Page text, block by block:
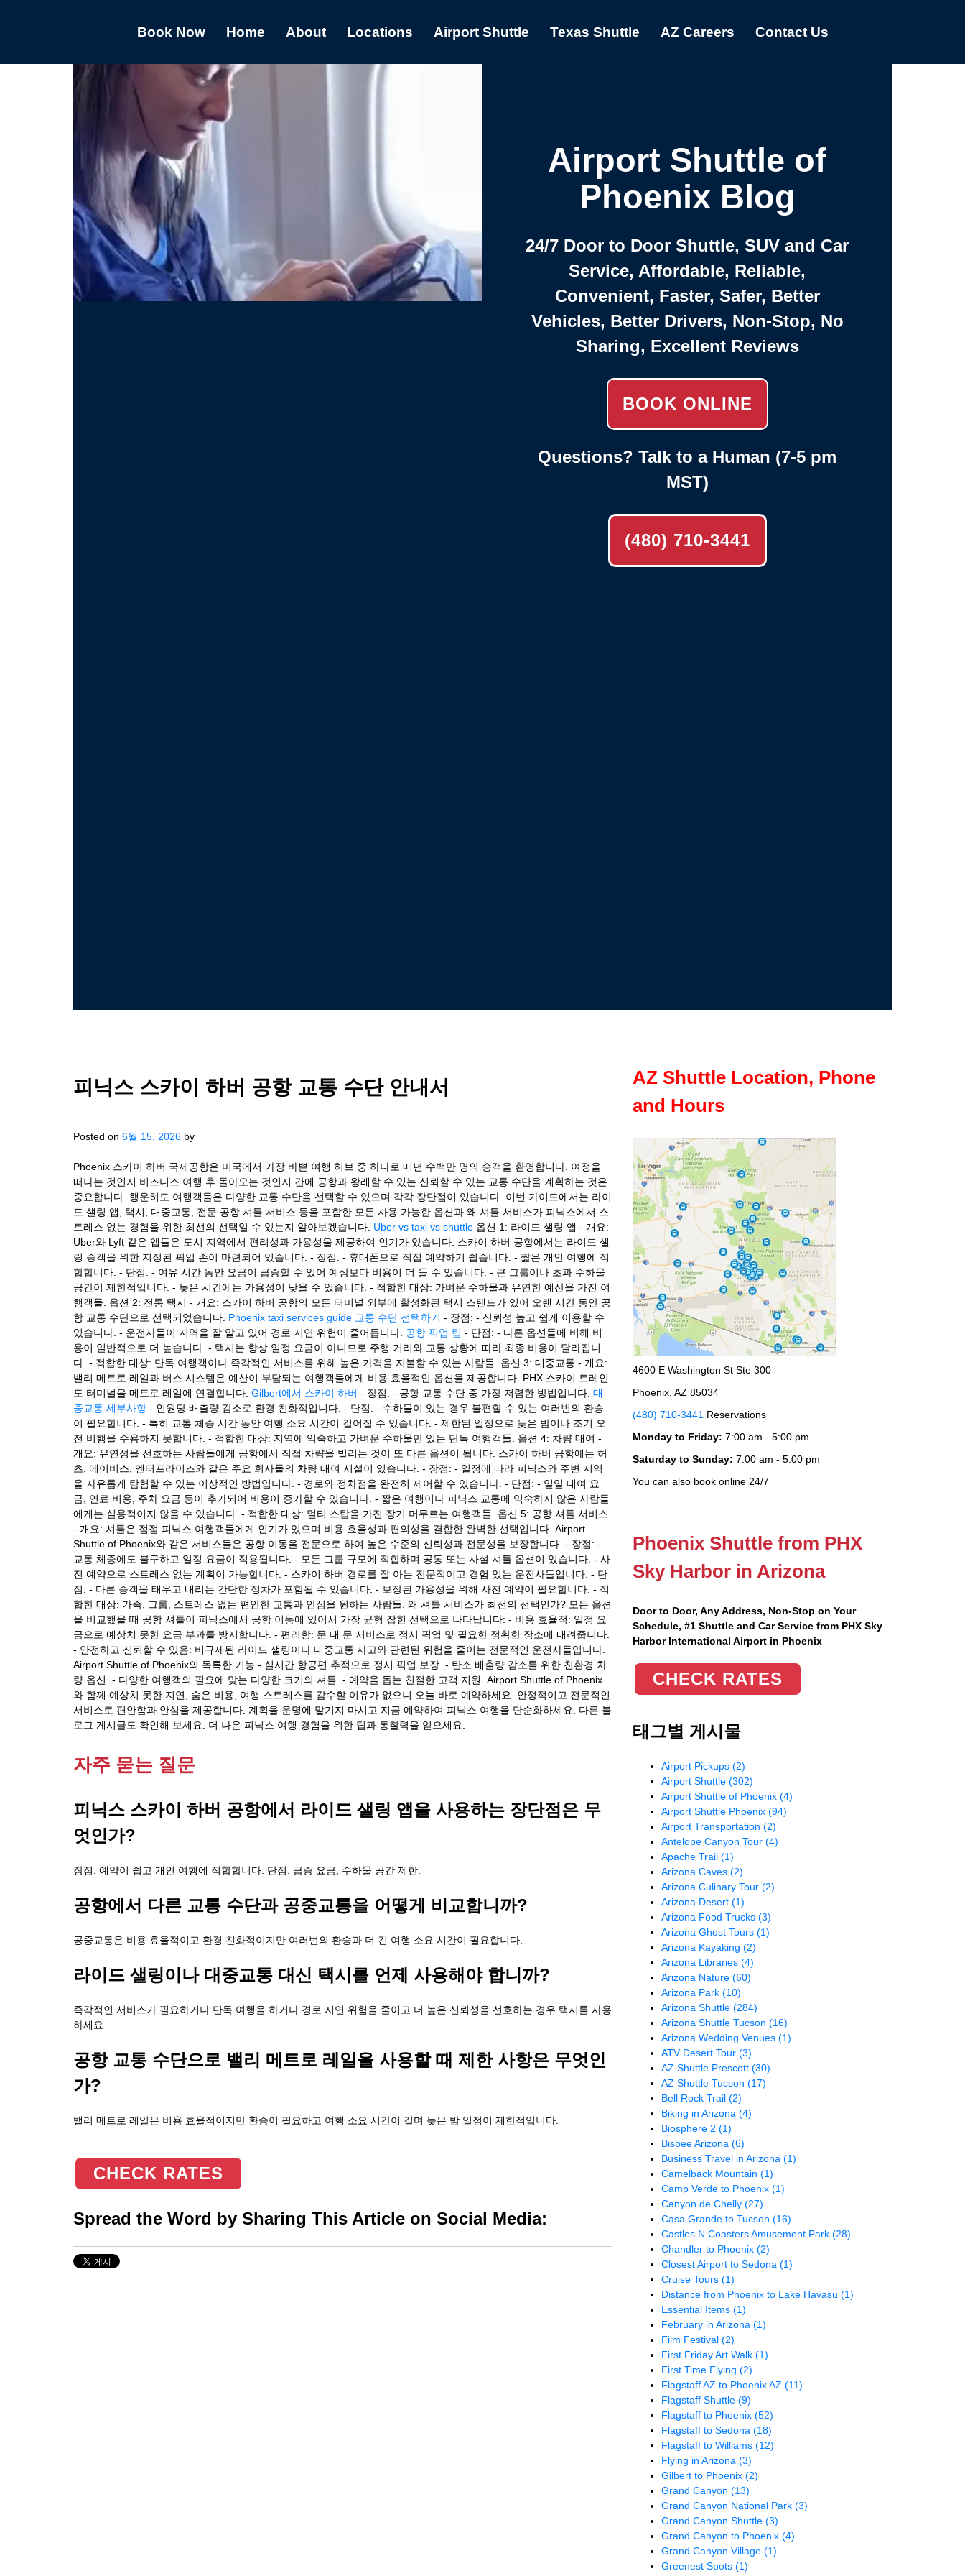
Book Now Home About Locations Airport Shuttle Texas Shuttle AZ Careers Contact Us
Airport Shuttle of
Phoenix Blog
24/7 Door to Door Shuttle, SUV and Car
Service, Affordable, Reliable,
Convenient, Faster, Safer, Better
Vehicles, Better Drivers, Non-Stop, No
Sharing, Excellent Reviews
BOOK ONLINE
Questions? Talk to a Human (7-5 pm
MST)
(480) 710-3441
피닉스 스카이 하버 공항 교통 수단 안내서
Posted on 6월 15, 2026 by
Phoenix 스카이 하버 국제공항은 미국에서 가장 바쁜 여행 허브 중 하나로 매년 수백만 명의 승객을 환영합니다. 여정을
떠나는 것인지 비즈니스 여행 후 돌아오는 것인지 간에 공항과 왕래할 수 있는 신뢰할 수 있는 교통 수단을 계획하는 것은
중요합니다. 행운히도 여행객들은 다양한 교통 수단을 선택할 수 있으며 각각 장단점이 있습니다. 이번 가이드에서는 라이
드 샐링 앱, 택시, 대중교통, 전문 공항 셔틀 서비스 등을 포함한 모든 사용 가능한 옵션과 왜 셔틀 서비스가 피닉스에서 스
트레스 없는 경험을 위한 최선의 선택일 수 있는지 알아보겠습니다. Uber vs taxi vs shuttle 옵션 1: 라이드 샐링 앱 - 개요:
Uber와 Lyft 같은 앱들은 도시 지역에서 편리성과 가용성을 제공하여 인기가 있습니다. 스카이 하버 공항에서는 라이드 샐
링 승객을 위한 지정된 픽업 존이 마련되어 있습니다. - 장점: - 휴대폰으로 직접 예약하기 쉽습니다. - 짧은 개인 여행에 적
합합니다. - 단점: - 여유 시간 동안 요금이 급증할 수 있어 예상보다 비용이 더 들 수 있습니다. - 큰 그룹이나 초과 수하물
공간이 제한적입니다. - 늦은 시간에는 가용성이 낮을 수 있습니다. - 적합한 대상: 가벼운 수하물과 유연한 예산을 가진 여
행객들. 옵션 2: 전통 택시 - 개요: 스카이 하버 공항의 모든 터미널 외부에 활성화된 택시 스탠드가 있어 오랜 시간 동안 공
항 교통 수단으로 선택되었습니다. Phoenix taxi services guide 교통 수단 선택하기 - 장점: - 신뢰성 높고 쉽게 이용할 수
있습니다. - 운전사들이 지역을 잘 알고 있어 경로 지연 위험이 줄어듭니다. 공항 픽업 팁 - 단점: - 다른 옵션들에 비해 비
용이 일반적으로 더 높습니다. - 택시는 항상 일정 요금이 아니므로 주행 거리와 교통 상황에 따라 최종 비용이 달라집니
다. - 적합한 대상: 단독 여행객이나 즉각적인 서비스를 위해 높은 가격을 지불할 수 있는 사람들. 옵션 3: 대중교통 - 개요:
밸리 메트로 레일과 버스 시스템은 예산이 부담되는 여행객들에게 비용 효율적인 옵션을 제공합니다. PHX 스카이 트레인
도 터미널을 메트로 레일에 연결합니다. Gilbert에서 스카이 하버 - 장점: - 공항 교통 수단 중 가장 저렴한 방법입니다. 대
중교통 세부사항 - 인원당 배출량 감소로 환경 친화적입니다. - 단점: - 수하물이 있는 경우 불편할 수 있는 여러번의 환승
이 필요합니다. - 특히 교통 체증 시간 동안 여행 소요 시간이 길어질 수 있습니다. - 제한된 일정으로 늦은 밤이나 조기 오
전 비행을 수용하지 못합니다. - 적합한 대상: 지역에 익숙하고 가벼운 수하물만 있는 단독 여행객들. 옵션 4: 차량 대여 -
개요: 유연성을 선호하는 사람들에게 공항에서 직접 차량을 빌리는 것이 또 다른 옵션이 됩니다. 스카이 하버 공항에는 허
츠, 에이비스, 엔터프라이즈와 같은 주요 회사들의 차량 대여 시설이 있습니다. - 장점: - 일정에 따라 피닉스와 주변 지역
을 자유롭게 탐험할 수 있는 이상적인 방법입니다. - 경로와 정차점을 완전히 제어할 수 있습니다. - 단점: - 일일 대여 요
금, 연료 비용, 주차 요금 등이 추가되어 비용이 증가할 수 있습니다. - 짧은 여행이나 피닉스 교통에 익숙하지 않은 사람들
에게는 실용적이지 않을 수 있습니다. - 적합한 대상: 멀티 스탑을 가진 장기 머무르는 여행객들. 옵션 5: 공항 셔틀 서비스
- 개요: 셔틀은 점점 피닉스 여행객들에게 인기가 있으며 비용 효율성과 편의성을 결합한 완벽한 선택입니다. Airport
Shuttle of Phoenix와 같은 서비스들은 공항 이동을 전문으로 하여 높은 수준의 신뢰성과 전문성을 보장합니다. - 장점: -
교통 체증에도 불구하고 일정 요금이 적용됩니다. - 모든 그룹 규모에 적합하며 공동 또는 사설 셔틀 옵션이 있습니다. - 사
전 예약으로 스트레스 없는 계획이 가능합니다. - 스카이 하버 경로를 잘 아는 전문적이고 경험 있는 운전사들입니다. - 단
점: - 다른 승객을 태우고 내리는 간단한 정차가 포함될 수 있습니다. - 보장된 가용성을 위해 사전 예약이 필요합니다. - 적
합한 대상: 가족, 그룹, 스트레스 없는 편안한 교통과 안심을 원하는 사람들. 왜 셔틀 서비스가 최선의 선택인가? 모든 옵션
을 비교했을 때 공항 셔틀이 피닉스에서 공항 이동에 있어서 가장 균형 잡힌 선택으로 나타납니다: - 비용 효율적: 일정 요
금으로 예상치 못한 요금 부과를 방지합니다. - 편리함: 문 대 문 서비스로 정시 픽업 및 필요한 정확한 장소에 내려줍니다.
- 안전하고 신뢰할 수 있음: 비규제된 라이드 샐링이나 대중교통 사고와 관련된 위험을 줄이는 전문적인 운전사들입니다.
Airport Shuttle of Phoenix의 독특한 기능 - 실시간 항공편 추적으로 정시 픽업 보장. - 탄소 배출량 감소를 위한 친환경 차
량 옵션. - 다양한 여행객의 필요에 맞는 다양한 크기의 셔틀. - 예약을 돕는 친절한 고객 지원. Airport Shuttle of Phoenix
와 함께 예상치 못한 지연, 숨은 비용, 여행 스트레스를 감수할 이유가 없으니 오늘 바로 예약하세요. 안정적이고 전문적인
서비스로 편안함과 안심을 제공합니다. 계획을 운명에 맡기지 마시고 지금 예약하여 피닉스 여행을 단순화하세요. 다른 블
로그 게시글도 확인해 보세요. 더 나은 피닉스 여행 경험을 위한 팁과 통찰력을 얻으세요.
자주 묻는 질문
피닉스 스카이 하버 공항에서 라이드 샐링 앱을 사용하는 장단점은 무
엇인가?
장점: 예약이 쉽고 개인 여행에 적합합니다. 단점: 급증 요금, 수하물 공간 제한.
공항에서 다른 교통 수단과 공중교통을 어떻게 비교합니까?
공중교통은 비용 효율적이고 환경 친화적이지만 여러번의 환승과 더 긴 여행 소요 시간이 필요합니다.
라이드 샐링이나 대중교통 대신 택시를 언제 사용해야 합니까?
즉각적인 서비스가 필요하거나 단독 여행을 하거나 경로 지연 위험을 줄이고 더 높은 신뢰성을 선호하는 경우 택시를 사용
하세요.
공항 교통 수단으로 밸리 메트로 레일을 사용할 때 제한 사항은 무엇인
가?
밸리 메트로 레일은 비용 효율적이지만 환승이 필요하고 여행 소요 시간이 길며 늦은 밤 일정이 제한적입니다.
CHECK RATES
Spread the Word by Sharing This Article on Social Media:
AZ Shuttle Location, Phone
and Hours
4600 E Washington St Ste 300
Phoenix, AZ 85034
(480) 710-3441 Reservations
Monday to Friday: 7:00 am - 5:00 pm
Saturday to Sunday: 7:00 am - 5:00 pm
You can also book online 24/7
Phoenix Shuttle from PHX
Sky Harbor in Arizona
Door to Door, Any Address, Non-Stop on Your
Schedule, #1 Shuttle and Car Service from PHX Sky
Harbor International Airport in Phoenix
CHECK RATES
태그별 게시물
Airport Pickups(2)
Airport Shuttle(302)
Airport Shuttle of Phoenix(4)
Airport Shuttle Phoenix(94)
Airport Transportation(2)
Antelope Canyon Tour(4)
Apache Trail(1)
Arizona Caves(2)
Arizona Culinary Tour(2)
Arizona Desert(1)
Arizona Food Trucks(3)
Arizona Ghost Tours(1)
Arizona Kayaking(2)
Arizona Libraries(4)
Arizona Nature(60)
Arizona Park(10)
Arizona Shuttle(284)
Arizona Shuttle Tucson(16)
Arizona Wedding Venues(1)
ATV Desert Tour(3)
AZ Shuttle Prescott(30)
AZ Shuttle Tucson(17)
Bell Rock Trail(2)
Biking in Arizona(4)
Biosphere 2(1)
Bisbee Arizona(6)
Business Travel in Arizona(1)
Camelback Mountain(1)
Camp Verde to Phoenix(1)
Canyon de Chelly(27)
Casa Grande to Tucson(16)
Castles N Coasters Amusement Park(28)
Chandler to Phoenix(2)
Closest Airport to Sedona(1)
Cruise Tours(1)
Distance from Phoenix to Lake Havasu(1)
Essential Items(1)
February in Arizona(1)
Film Festival(2)
First Friday Art Walk(1)
First Time Flying(2)
Flagstaff AZ to Phoenix AZ(11)
Flagstaff Shuttle(9)
Flagstaff to Phoenix(52)
Flagstaff to Sedona(18)
Flagstaff to Williams(12)
Flying in Arizona(3)
Gilbert to Phoenix(2)
Grand Canyon(13)
Grand Canyon National Park(3)
Grand Canyon Shuttle(3)
Grand Canyon to Phoenix(4)
Grand Canyon Village(1)
Greenest Spots(1)